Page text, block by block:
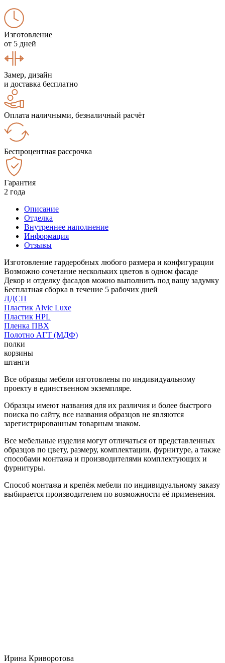
Изготовление
от 5 дней
Замер, дизайн
и доставка бесплатно
Оплата наличными, безналичный расчёт
Беспроцентная рассрочка
Гарантия
2 года
Описание
Отделка
Внутреннее наполнение
Информация
Отзывы
Изготовление гардеробных любого размера и конфигурации
Возможно сочетание нескольких цветов в одном фасаде
Декор и отделку фасадов можно выполнить под вашу задумку
Бесплатная сборка в течение 5 рабочих дней
ЛДСП
Пластик Alvic Luxe
Пластик HPL
Пленка ПВХ
Полотно АГТ (МДФ)
полки
корзины
штанги
Все образцы мебели изготовлены по индивидуальному
проекту в единственном экземпляре.
Образцы имеют названия для их различия и более быстрого
поиска по сайту, все названия образцов не являются
зарегистрированным товарным знаком.
Все мебельные изделия могут отличаться от представленных
образцов по цвету, размеру, комплектации, фурнитуре, а также
способами монтажа и производителями комплектующих и
фурнитуры.
Способ монтажа и крепёж мебели по индивидуальному заказу
выбирается производителем по возможности её применения.
Ирина Криворотова